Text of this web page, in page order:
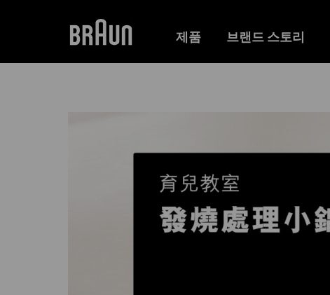
제품 브랜드 스토리